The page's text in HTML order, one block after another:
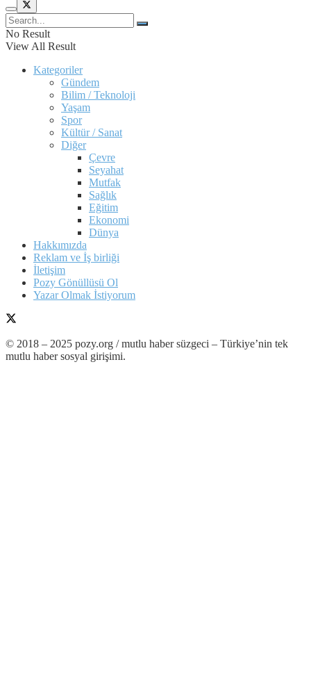
No Result
View All Result
Kategoriler
Gündem
Bilim / Teknoloji
Yaşam
Spor
Kültür / Sanat
Diğer
Çevre
Seyahat
Mutfak
Sağlık
Eğitim
Ekonomi
Dünya
Hakkımızda
Reklam ve İş birliği
İletişim
Pozy Gönüllüsü Ol
Yazar Olmak İstiyorum
© 2018 – 2025 pozy.org / mutlu haber süzgeci – Türkiye’nin tek
mutlu haber sosyal girişimi.